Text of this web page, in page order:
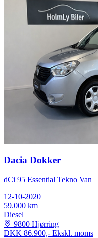
Dacia Dokker
dCi 95 Essential Tekno Van
12-10-2020
59.000 km
Diesel
9800 Hjørring
DKK 86.900,- Ekskl. moms